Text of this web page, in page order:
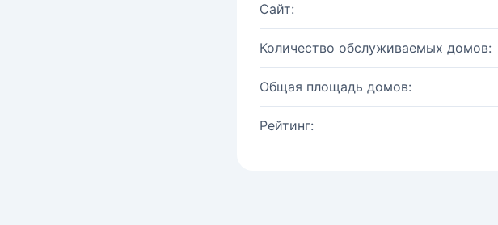
Сайт:
Количество обслуживаемых домов:
Общая площадь домов:
Рейтинг: